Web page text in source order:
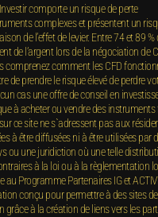
Investir comporte un risque de perte
complexes et présentent un
de l’effet de levier. Entre 74 et 89
de l’argent lors de la négociation de
comprenez comment les CFD
de prendre le risque élevé de perdre
cas une offre de conseil en
à acheter ou vendre des instruments
ce site ne s`adressent pas aux
à être diffusées ni à être utilisées par
ou une juridiction où une telle
à la loi ou à la règlementation
au Programme Partenaires IG et
conçu pour permettre à des sites
grâce à la création de liens vers les